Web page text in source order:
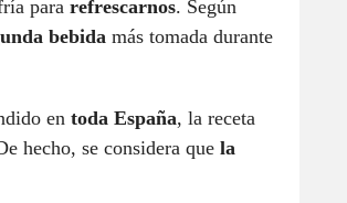
para refrescarnos. Según
bebida más tomada durante
en toda España, la receta
hecho, se considera que la